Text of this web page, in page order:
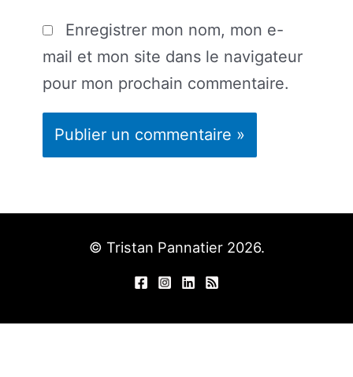
Enregistrer mon nom, mon e-
mail et mon site dans le navigateur
pour mon prochain commentaire.
© Tristan Pannatier 2026.